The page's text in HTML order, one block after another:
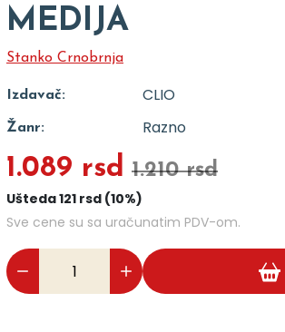
MEDIJA
Stanko Crnobrnja
Izdavač: CLIO
Žanr: Razno
1.089 rsd 1.210 rsd
Ušteda 121 rsd (10%)
Sve cene su sa uračunatim PDV-om.